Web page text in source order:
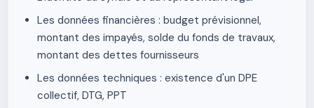
Les données financières : budget prévisionnel,
montant des impayés, solde du fonds de travaux,
montant des dettes fournisseurs
Les données techniques : existence d'un DPE
collectif, DTG, PPT